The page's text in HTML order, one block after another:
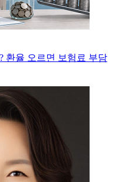
환율 오르면 보험료 부담